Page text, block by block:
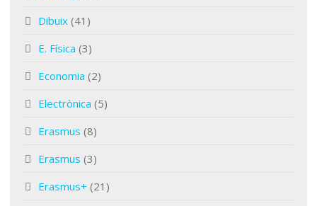
Dibuix (41)
E. Física (3)
Economia (2)
Electrònica (5)
Erasmus (8)
Erasmus (3)
Erasmus+ (21)